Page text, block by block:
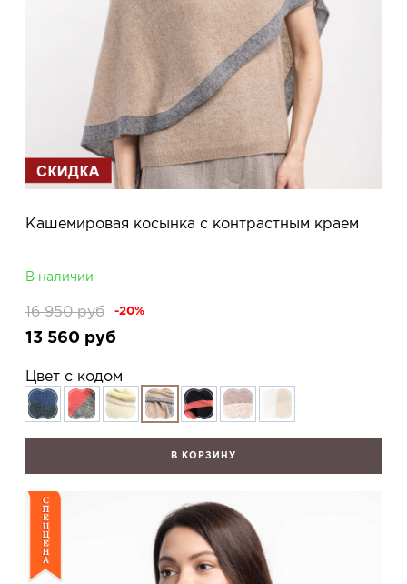
Кашемировая косынка с контрастным краем
В наличии
16 950 руб -20%
13 560 руб
Цвет с кодом
В КОРЗИНУ